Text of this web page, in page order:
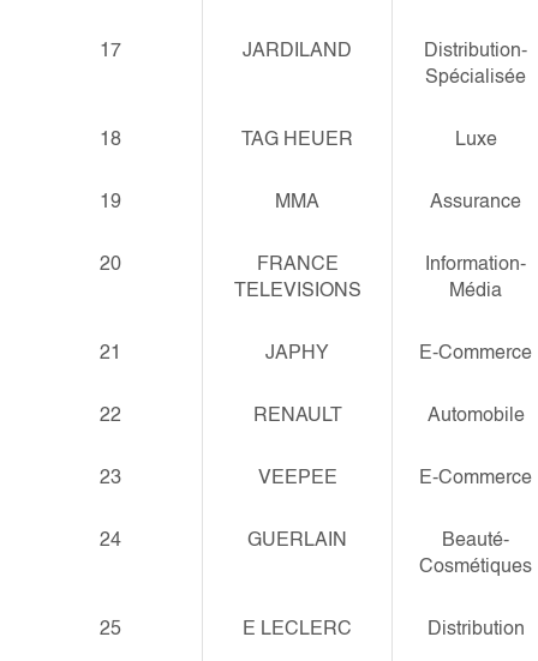
17 JARDILAND
Distribution-
Spécialisée
18 TAG HEUER Luxe
19 MMA Assurance
20
FRANCE
TELEVISIONS
Information-
Média
21 JAPHY E-Commerce
22 RENAULT Automobile
23 VEEPEE E-Commerce
24 GUERLAIN
Beauté-
Cosmétiques
25 E LECLERC Distribution